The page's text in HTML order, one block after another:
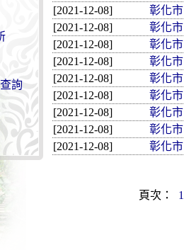
[2021-12-08]
彰化
[2021-12-08]
彰化
[2021-12-08]
彰化
[2021-12-08]
彰化
[2021-12-08]
彰化
[2021-12-08]
彰化
[2021-12-08]
彰化
[2021-12-08]
彰化
[2021-12-08]
彰化
頁次： 1